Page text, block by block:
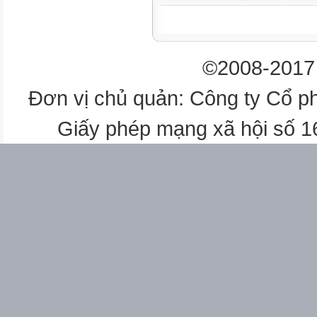
chuyện về
hoa mai ,
đào
©2008-
Đơn vị chủ quản: Công ty Cổ
Giấy phép mạng xã hội số